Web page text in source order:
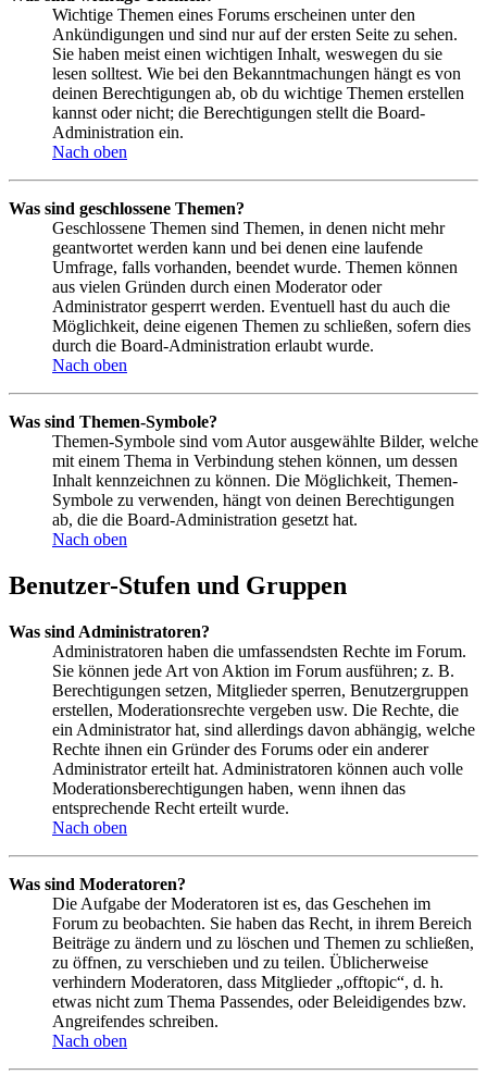
Wichtige Themen eines Forums erscheinen unter den
Ankündigungen und sind nur auf der ersten Seite zu sehen.
Sie haben meist einen wichtigen Inhalt, weswegen du sie
lesen solltest. Wie bei den Bekanntmachungen hängt es von
deinen Berechtigungen ab, ob du wichtige Themen erstellen
kannst oder nicht; die Berechtigungen stellt die Board-
Administration ein.
Nach oben
Was sind geschlossene Themen?
Geschlossene Themen sind Themen, in denen nicht mehr
geantwortet werden kann und bei denen eine laufende
Umfrage, falls vorhanden, beendet wurde. Themen können
aus vielen Gründen durch einen Moderator oder
Administrator gesperrt werden. Eventuell hast du auch die
Möglichkeit, deine eigenen Themen zu schließen, sofern dies
durch die Board-Administration erlaubt wurde.
Nach oben
Was sind Themen-Symbole?
Themen-Symbole sind vom Autor ausgewählte Bilder, welche
mit einem Thema in Verbindung stehen können, um dessen
Inhalt kennzeichnen zu können. Die Möglichkeit, Themen-
Symbole zu verwenden, hängt von deinen Berechtigungen
ab, die die Board-Administration gesetzt hat.
Nach oben
Benutzer-Stufen und Gruppen
Was sind Administratoren?
Administratoren haben die umfassendsten Rechte im Forum.
Sie können jede Art von Aktion im Forum ausführen; z. B.
Berechtigungen setzen, Mitglieder sperren, Benutzergruppen
erstellen, Moderationsrechte vergeben usw. Die Rechte, die
ein Administrator hat, sind allerdings davon abhängig, welche
Rechte ihnen ein Gründer des Forums oder ein anderer
Administrator erteilt hat. Administratoren können auch volle
Moderationsberechtigungen haben, wenn ihnen das
entsprechende Recht erteilt wurde.
Nach oben
Was sind Moderatoren?
Die Aufgabe der Moderatoren ist es, das Geschehen im
Forum zu beobachten. Sie haben das Recht, in ihrem Bereich
Beiträge zu ändern und zu löschen und Themen zu schließen,
zu öffnen, zu verschieben und zu teilen. Üblicherweise
verhindern Moderatoren, dass Mitglieder „offtopic“, d. h.
etwas nicht zum Thema Passendes, oder Beleidigendes bzw.
Angreifendes schreiben.
Nach oben